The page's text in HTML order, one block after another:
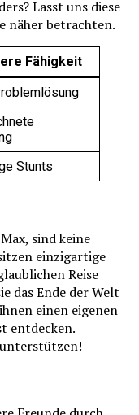
Lasst uns diese
näher betrachten.
Fähigkeit
Stunts
sind keine
einzigartige
Reise
das Ende der Welt
einen eigenen
entdecken.
unterstützen!